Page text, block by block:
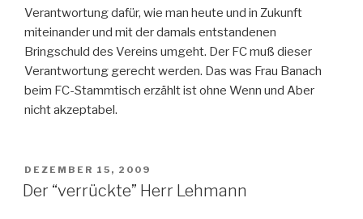
Verantwortung dafür, wie man heute und in Zukunft
miteinander und mit der damals entstandenen
Bringschuld des Vereins umgeht. Der FC muß dieser
Verantwortung gerecht werden. Das was Frau Banach
beim FC-Stammtisch erzählt ist ohne Wenn und Aber
nicht akzeptabel.
VERÖFFENTLICHT
AM
DEZEMBER 15, 2009
Der “verrückte” Herr Lehmann